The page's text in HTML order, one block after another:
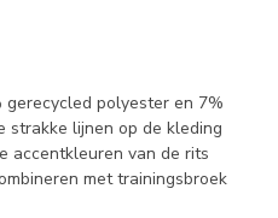
polyester en 7%
strakke lijnen op de kleding
accentkleuren van de rits
met trainingsbroek